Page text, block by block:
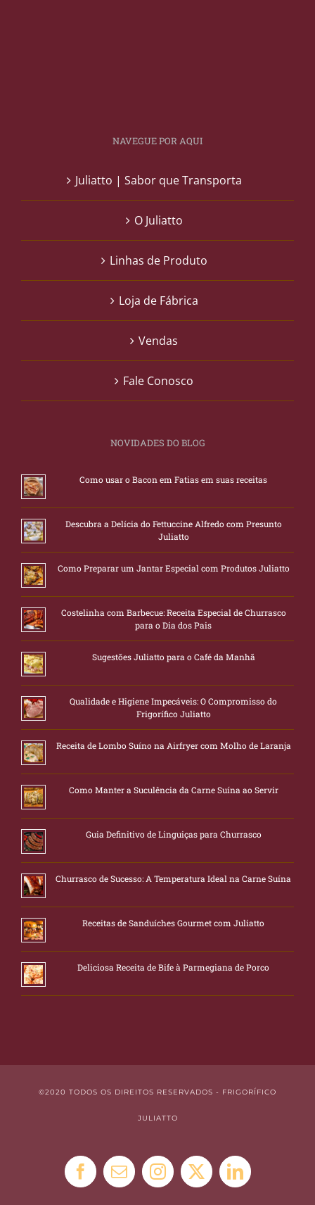
NAVEGUE POR AQUI
Juliatto | Sabor que Transporta
O Juliatto
Linhas de Produto
Loja de Fábrica
Vendas
Fale Conosco
NOVIDADES DO BLOG
Como usar o Bacon em Fatias em suas receitas
Descubra a Delícia do Fettuccine Alfredo com Presunto
Juliatto
Como Preparar um Jantar Especial com Produtos Juliatto
Costelinha com Barbecue: Receita Especial de Churrasco
para o Dia dos Pais
Sugestões Juliatto para o Café da Manhã
Qualidade e Higiene Impecáveis: O Compromisso do
Frigorífico Juliatto
Receita de Lombo Suíno na Airfryer com Molho de Laranja
Como Manter a Suculência da Carne Suína ao Servir
Guia Definitivo de Linguiças para Churrasco
Churrasco de Sucesso: A Temperatura Ideal na Carne Suína
Receitas de Sanduíches Gourmet com Juliatto
Deliciosa Receita de Bife à Parmegiana de Porco
©2020 TODOS OS DIREITOS RESERVADOS - FRIGORÍFICO
JULIATTO
Facebook
E-
Instagram
X LinkedIn